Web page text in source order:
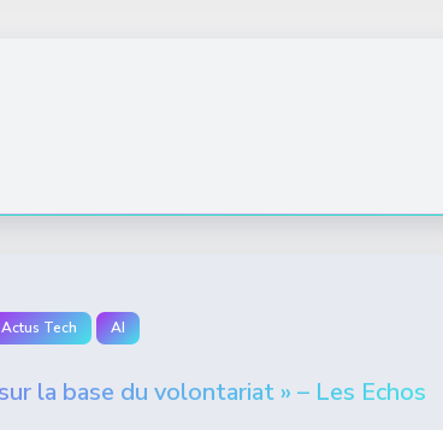
Actus Tech AI
la base du volontariat » – Les Echos